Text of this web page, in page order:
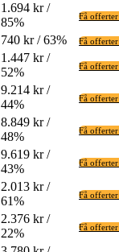
1.694 kr /
85%
Få offerter
740 kr / 63% Få offerter
1.447 kr /
52%
Få offerter
9.214 kr /
44%
Få offerter
8.849 kr /
48%
Få offerter
9.619 kr /
43%
Få offerter
2.013 kr /
61%
Få offerter
2.376 kr /
22%
Få offerter